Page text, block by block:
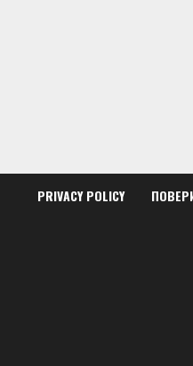
PRIVACY POLICY